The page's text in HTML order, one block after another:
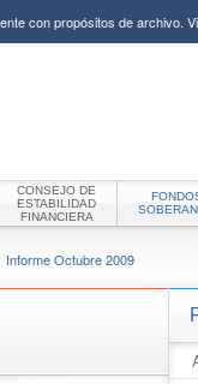
con propósitos de archivo.
CONSEJO DE
ESTABILIDAD
FINANCIERA
Informe Octubre 2009